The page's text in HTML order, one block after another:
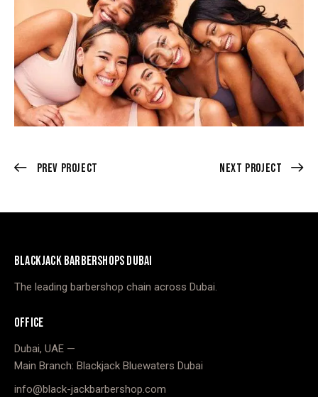
Prev Project Next Project
BLACKJACK BARBERSHOPS DUBAI
The leading barbershop chain across Dubai.
OFFICE
Dubai, UAE —
Main Branch: Blackjack Bluewaters Dubai
info@black-jackbarbershop.com